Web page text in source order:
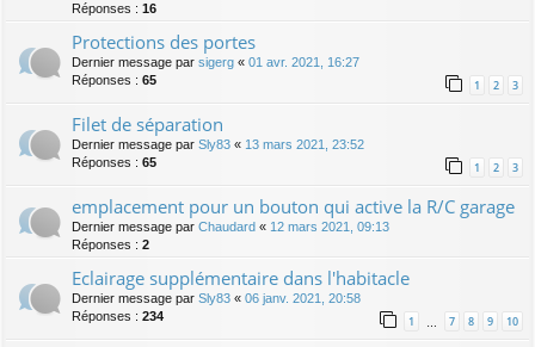
Réponses : 16
Protections des portes
Dernier message par sigerg « 01 avr. 2021, 16:27
Réponses : 65 1 2 3
Filet de séparation
Dernier message par Sly83 « 13 mars 2021, 23:52
Réponses : 65 1 2 3
emplacement pour un bouton qui active la R/C garage
Dernier message par Chaudard « 12 mars 2021, 09:13
Réponses : 2
Eclairage supplémentaire dans l'habitacle
Dernier message par Sly83 « 06 janv. 2021, 20:58
Réponses : 234 1 … 7 8 9 10